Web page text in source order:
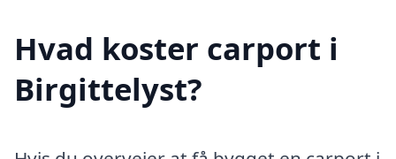
Hvad koster carport i
Birgittelyst?